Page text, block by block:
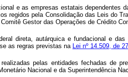
e as empresas estatais
regidos pela Consolidação das Leis do
Gestor das Operações de Crédito
direta, autárquica e fundacional e
as regras previstas na
Lei nº 14.509, de
pelas entidades fechadas de
Nacional e da Superintendência